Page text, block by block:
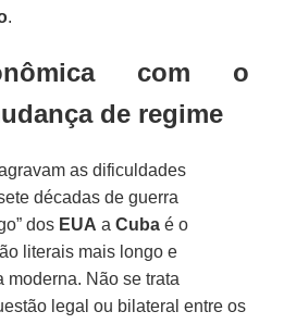
.
com o
de regime
as dificuldades
décadas de guerra
dos EUA aCuba é o
literais mais longo e
moderna. Não se trata
legal ou bilateral entre os